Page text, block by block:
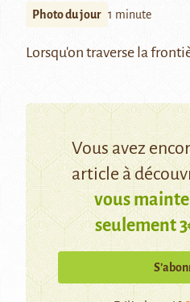
Photo du jour 1 minute
Lorsqu'on traverse la
Vous avez
article à
vous
seulement